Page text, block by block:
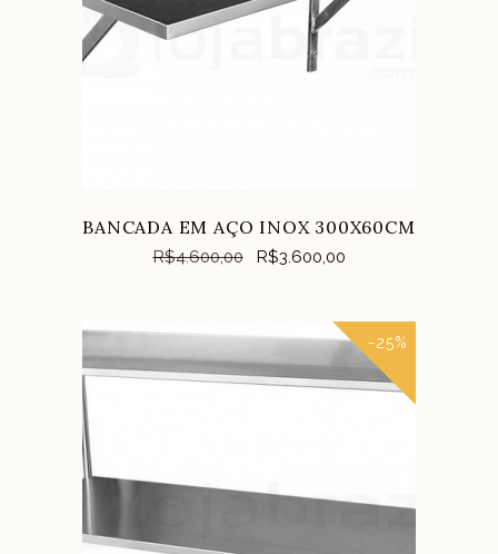
COMPRAR
BANCADA EM AÇO INOX 300X60CM
R$4.600,00 R$3.600,00
-25%
COMPRAR